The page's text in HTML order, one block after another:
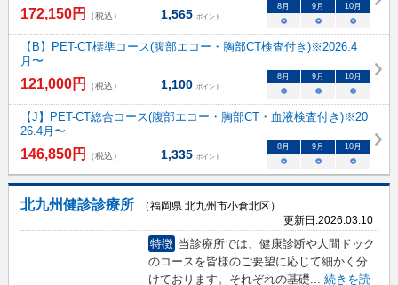
172,150円 （税込） 1,565 ポイント
8 月 9 月 10月
○ ○ ○
【B】PET-CT標準コース(腹部エコー・胸部CT検査付き)※2026.4
月〜
121,000円 （税込） 1,100 ポイント
8 月 9 月 10月
○ ○ ○
【J】PET-CT総合コース(腹部エコー・胸部CT・血液検査付き)※20
26.4月〜
146,850円 （税込） 1,335 ポイント
8 月 9 月 10月
○ ○ ○
北九州健診診療所
（福岡県 北九州市小倉北区）
更新日:2026.03.10
特徴 当診療所では、健康診断や人間ドック
のコースを皆様のご要望に応じて細かく分
けております。それぞれの基礎... 続きを読